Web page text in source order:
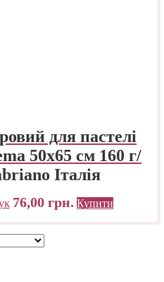
для пастелі
50х65 см 160 г/
Італія
76,00 грн. Купити